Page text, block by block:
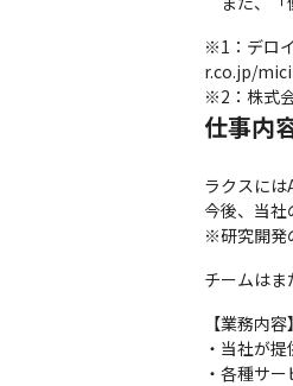
※1：デロ
r.co.jp/
※2：株式
仕事内
ラクスには
今後、当社
※研究開発
チームはま
【業務内容】
・当社が
・各種サ